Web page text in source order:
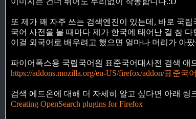
또 제가 꽤 자주 쓰는 검색엔진이 있는데, 바로 국
국어 사전을 볼 때마다 제가 한국에 태어난 걸 참 다
이걸 외국어로 배우려고 했으면 얼마나 머리가 아
파이어폭스용 국립국어원 표준국어대사전 검색
https://addons.mozilla.org/en-US/firefox/addon/표준국
검색 에드온에 대해 더 자세히 알고 싶다면 아래 링
Creating OpenSearch plugins for Firefox